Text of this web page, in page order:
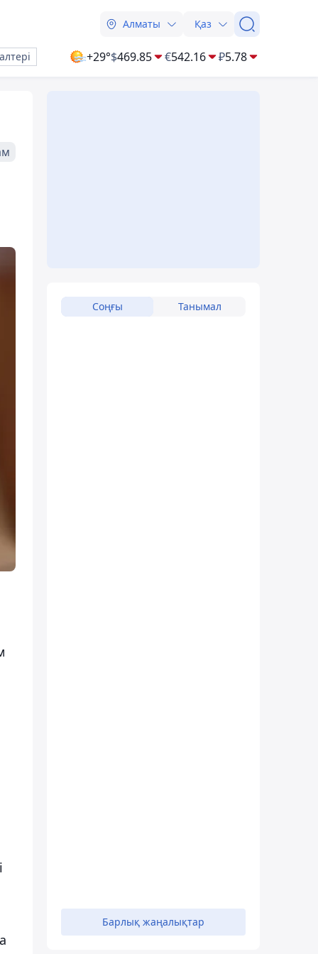
Алматы Қаз
+29°$469.85 €542.16 ₽5.78
Соңғы Танымал
Барлық жаңалықтар